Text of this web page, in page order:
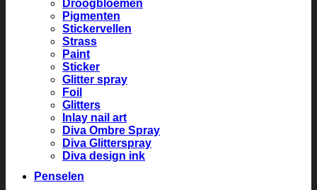
Droogbloemen
Pigmenten
Stickervellen
Strass
Paint
Sticker
Glitter spray
Foil
Glitters
Inlay nail art
Diva Ombre Spray
Diva Glitterspray
Diva design ink
Penselen